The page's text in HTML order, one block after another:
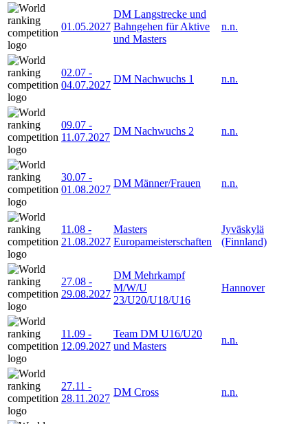
01.05.2027
DM Langstrecke und
Bahngehen für Aktive
und Masters
n.n.
02.07 -
04.07.2027
DM Nachwuchs 1 n.n.
09.07 -
11.07.2027
DM Nachwuchs 2 n.n.
30.07 -
01.08.2027
DM Männer/Frauen n.n.
11.08 -
21.08.2027
Masters
Europameisterschaften
Jyväskylä
(Finnland)
27.08 -
29.08.2027
DM Mehrkampf
M/W/U
23/U20/U18/U16
Hannover
11.09 -
12.09.2027
Team DM U16/U20
und Masters
n.n.
27.11 -
28.11.2027
DM Cross n.n.